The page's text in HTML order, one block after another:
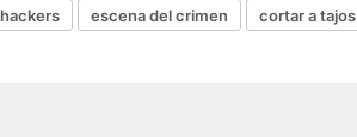
hackers escena del crimen cortar a tajos